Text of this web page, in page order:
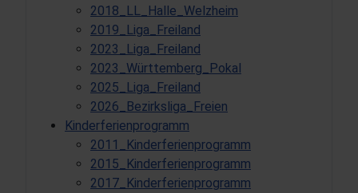
2018_LL_Halle_Welzheim
2019_Liga_Freiland
2023_Liga_Freiland
2023_Württemberg_Pokal
2025_Liga_Freiland
2026_Bezirksliga_Freien
Kinderferienprogramm
2011_Kinderferienprogramm
2015_Kinderferienprogramm
2017_Kinderferienprogramm